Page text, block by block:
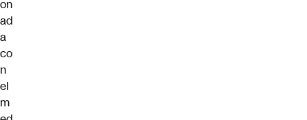
on
ad
a
co
n
el
m